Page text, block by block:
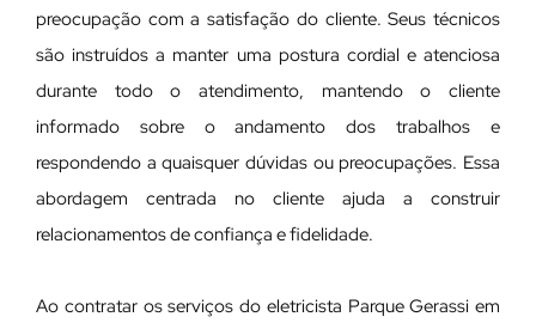
preocupação com a satisfação do cliente. Seus técnicos
são instruídos a manter uma postura cordial e atenciosa
durante todo o atendimento, mantendo o cliente
informado sobre o andamento dos trabalhos e
respondendo a quaisquer dúvidas ou preocupações. Essa
abordagem centrada no cliente ajuda a construir
relacionamentos de confiança e fidelidade.
Ao contratar os serviços do eletricista Parque Gerassi em